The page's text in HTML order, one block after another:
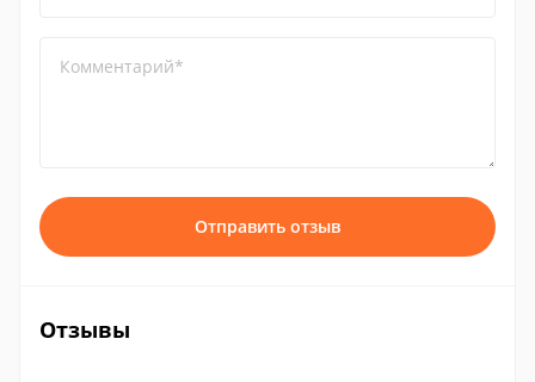
Комментарий*
Отправить отзыв
Отзывы